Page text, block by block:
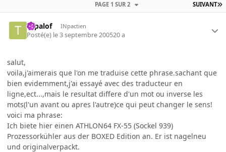
SUIVANT
PAGE 1 SUR 2
topalof INpactien
Posté(e) le 3 septembre 200520 a
salut,
voila,j'aimerais que l'on me traduise cette phrase.sachant que
bien evidemment,j'ai essayé avec des traducteur en
ligne,ect...,mais le resultat differe d'un mot ou inverse les
mots(l'un avant ou apres l'autre)ce qui peut changer le sens!
voici ma phrase:
Ich biete hier einen ATHLON64 FX-55 (Sockel 939)
Prozessorkühler aus der BOXED Edition an. Er ist nagelneu
und originalverpackt.